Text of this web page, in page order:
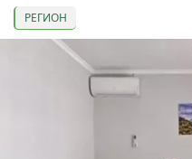
РЕГИОН